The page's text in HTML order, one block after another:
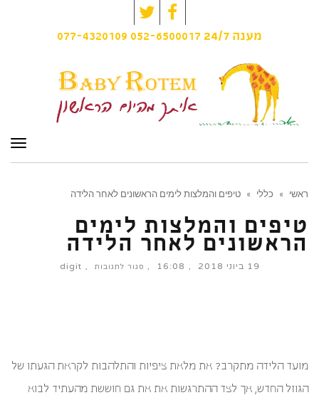
Facebook
Twitter
מענה 077-4320109 052-6500017 24/7
ראשי » כללי » טיפים והמלצות לימים הראשונים לאחר הלידה
טיפים והמלצות לימים
הראשונים לאחר הלידה
19 ביוני 2018 16:08 סגור לתגובות טיפיםdigit
מועד הלידה מתקרב? את מלאת ציפיות והתלהבות לקראת הגעתו של
הגוזל החדש, אך לצד ההתרגשות את את גם חוששת מהעתיד לבוא